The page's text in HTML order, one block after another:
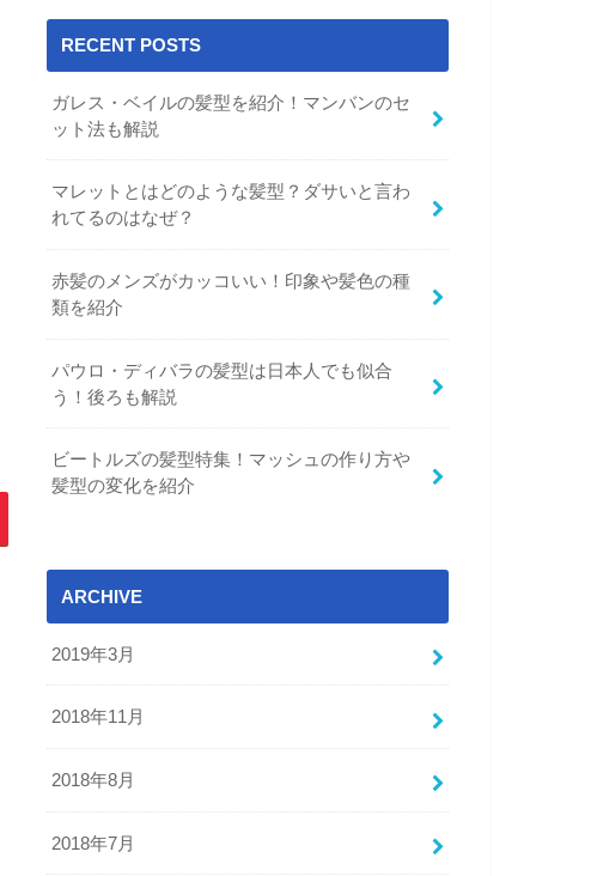
RECENT POSTS
ガレス・ベイルの髪型を紹介！マンバンのセ
ット法も解説
マレットとはどのような髪型？ダサいと言わ
れてるのはなぜ？
赤髪のメンズがカッコいい！印象や髪色の種
類を紹介
パウロ・ディバラの髪型は日本人でも似合
う！後ろも解説
ビートルズの髪型特集！マッシュの作り方や
髪型の変化を紹介
ARCHIVE
2019年3月
2018年11月
2018年8月
2018年7月